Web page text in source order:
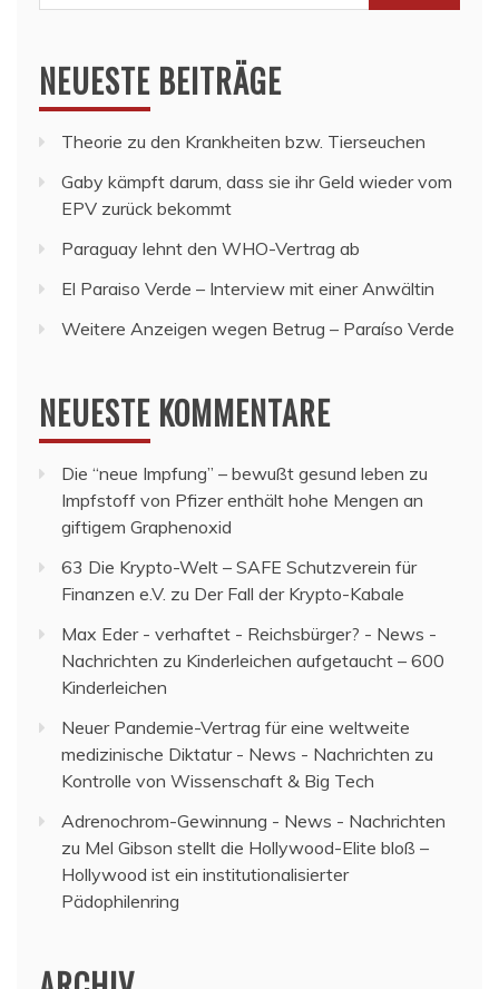
nach:
NEUESTE BEITRÄGE
Theorie zu den Krankheiten bzw. Tierseuchen
Gaby kämpft darum, dass sie ihr Geld wieder vom
EPV zurück bekommt
Paraguay lehnt den WHO-Vertrag ab
El Paraiso Verde – Interview mit einer Anwältin
Weitere Anzeigen wegen Betrug – Paraíso Verde
NEUESTE KOMMENTARE
Die “neue Impfung” – bewußt gesund leben zu
Impfstoff von Pfizer enthält hohe Mengen an
giftigem Graphenoxid
63 Die Krypto-Welt – SAFE Schutzverein für
Finanzen e.V. zu Der Fall der Krypto-Kabale
Max Eder - verhaftet - Reichsbürger? - News -
Nachrichten zu Kinderleichen aufgetaucht – 600
Kinderleichen
Neuer Pandemie-Vertrag für eine weltweite
medizinische Diktatur - News - Nachrichten zu
Kontrolle von Wissenschaft & Big Tech
Adrenochrom-Gewinnung - News - Nachrichten
zu Mel Gibson stellt die Hollywood-Elite bloß –
Hollywood ist ein institutionalisierter
Pädophilenring